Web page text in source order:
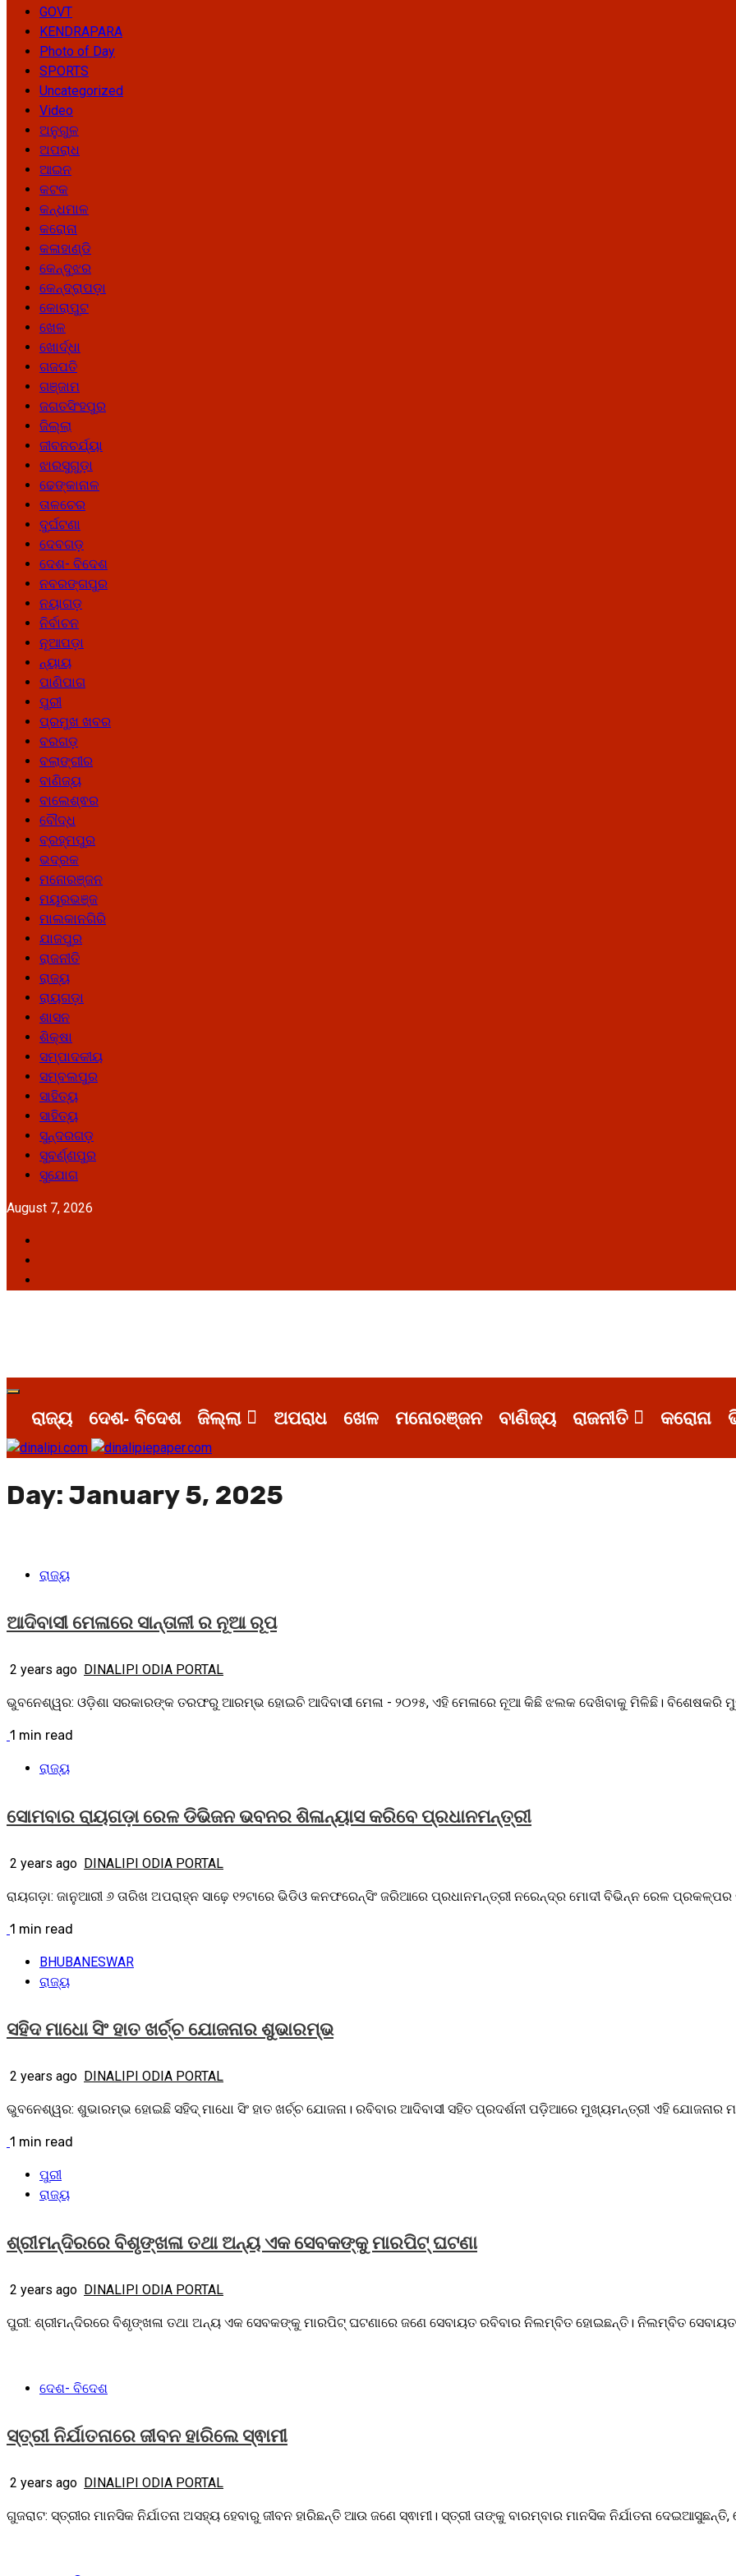
GOVT
KENDRAPARA
Photo of Day
SPORTS
Uncategorized
Video
ଅନୁଗୁଳ
ଅପରାଧ
ଆଇନ
କଟକ
କନ୍ଧମାଳ
କରୋନା
କଳାହାଣ୍ଡି
କେନ୍ଦୁଝର
କେନ୍ଦ୍ରାପଡ଼ା
କୋରାପୁଟ
ଖେଳ
ଖୋର୍ଦ୍ଧା
ଗଜପତି
ଗଞ୍ଜାମ
ଜଗତସିଂହପୁର
ଜିଲ୍ଲା
ଜୀବନଚର୍ଯ୍ୟା
ଝାରସୁଗୁଡ଼ା
ଢେଙ୍କାନାଳ
ତାଳଚେର
ଦୁର୍ଘଟଣା
ଦେବଗଡ଼
ଦେଶ- ବିଦେଶ
ନବରଙ୍ଗପୁର
ନୟାଗଡ଼
ନିର୍ବାଚନ
ନୂଆପଡ଼ା
ନ୍ୟାୟ
ପାଣିପାଗ
ପୁରୀ
ପ୍ରମୁଖ ଖବର
ବରଗଡ଼
ବଲାଙ୍ଗୀର
ବାଣିଜ୍ୟ
ବାଲେଶ୍ଵର
ବୌଦ୍ଧ
ବ୍ରହ୍ମପୁର
ଭଦ୍ରକ
ମନୋରଞ୍ଜନ
ମୟୂରଭଞ୍ଜ
ମାଲକାନଗିରି
ଯାଜପୁର
ରାଜନୀତି
ରାଜ୍ୟ
ରାୟଗଡ଼ା
ଶାସନ
ଶିକ୍ଷା
ସମ୍ପାଦକୀୟ
ସମ୍ବଲପୁର
ସାହିତ୍ୟ
ସାହିତ୍ୟ
ସୁନ୍ଦରଗଡ଼
ସୁବର୍ଣ୍ଣପୁର
ସୁଯୋଗ
August 7, 2026
Primary
Menuରାଜ୍ୟ ଦେଶ- ବିଦେଶ ଜିଲ୍ଲା ଅପରାଧ ଖେଳ ମନୋରଞ୍ଜନ ବାଣିଜ୍ୟ ରାଜନୀତି କରୋନା
Day: January 5, 2025
ରାଜ୍ୟ
ଆଦିବାସୀ ମେଳାରେ ସାନ୍ତାଳୀ ର ନୂଆ ରୂପ
2 years ago DINALIPI ODIA PORTAL
ଭୁବନେଶ୍ୱର: ଓଡ଼ିଶା ସରକାରଙ୍କ ତରଫରୁ ଆରମ୍ଭ ହୋଇଚି ଆଦିବାସୀ ମେଳା - ୨୦୨୫, ଏହି ମେଳାରେ ନୂଆ କିଛି ଝଲକ ଦେଖିବାକୁ ମିଳିଛି। ବିଶେଷକରି
1 min read
ରାଜ୍ୟ
ସୋମବାର ରାୟଗଡ଼ା ରେଳ ଡିଭିଜନ ଭବନର ଶିଳାନ୍ୟାସ କରିବେ ପ୍ରଧାନମନ୍ତ୍ରୀ
2 years ago DINALIPI ODIA PORTAL
ରାୟଗଡ଼ା: ଜାନୁଆରୀ ୬ ତାରିଖ ଅପରାହ୍ନ ସାଢ଼େ ୧୨ଟାରେ ଭିଡିଓ କନଫରେନ୍ସିଂ ଜରିଆରେ ପ୍ରଧାନମନ୍ତ୍ରୀ ନରେନ୍ଦ୍ର ମୋଦୀ ବିଭିନ୍ନ ରେଳ ପ୍ରକଳ୍ପର
1 min read
BHUBANESWAR
ରାଜ୍ୟ
ସହିଦ ମାଧୋ ସିଂ ହାତ ଖର୍ଚ୍ଚ ଯୋଜନାର ଶୁଭାରମ୍ଭ
2 years ago DINALIPI ODIA PORTAL
ଭୁବନେଶ୍ୱର: ଶୁଭାରମ୍ଭ ହୋଇଛି ସହିଦ୍‌ ମାଧୋ ସିଂ ହାତ ଖର୍ଚ୍ଚ ଯୋଜନା। ରବିବାର ଆଦିବାସୀ ସହିତ ପ୍ରଦର୍ଶନୀ ପଡ଼ିଆରେ ମୁଖ୍ୟମନ୍ତ୍ରୀ ଏହି ଯୋଜନାର
1 min read
ପୁରୀ
ରାଜ୍ୟ
ଶ୍ରୀମନ୍ଦିରରେ ବିଶୃଙ୍ଖଳା ତଥା ଅନ୍ୟ ଏକ ସେବକଙ୍କୁ ମାରପିଟ୍‌ ଘଟଣା
2 years ago DINALIPI ODIA PORTAL
ପୁରୀ: ଶ୍ରୀମନ୍ଦିରରେ ବିଶୃଙ୍ଖଳା ତଥା ଅନ୍ୟ ଏକ ସେବକଙ୍କୁ ମାରପିଟ୍‌ ଘଟଣାରେ ଜଣେ ସେବାୟତ ରବିବାର ନିଲମ୍ବିତ ହୋଇଛନ୍ତି। ନିଲମ୍ବିତ
ଦେଶ- ବିଦେଶ
ସ୍ତ୍ରୀ ନିର୍ଯାତନାରେ ଜୀବନ ହାରିଲେ ସ୍ଵାମୀ
2 years ago DINALIPI ODIA PORTAL
ଗୁଜରାଟ: ସ୍ତ୍ରୀର ମାନସିକ ନିର୍ଯାତନା ଅସହ୍ୟ ହେବାରୁ ଜୀବନ ହାରିଛନ୍ତି ଆଉ ଜଣେ ସ୍ଵାମୀ। ସ୍ତ୍ରୀ ତାଙ୍କୁ ବାରମ୍ବାର ମାନସିକ ନିର୍ଯାତନା